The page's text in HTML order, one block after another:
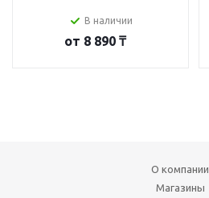
В наличии
от 8 890 ₸
О компании
Магазины